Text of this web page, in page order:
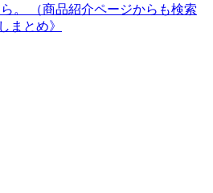
。 （商品紹介ページからも検索
まとめ》